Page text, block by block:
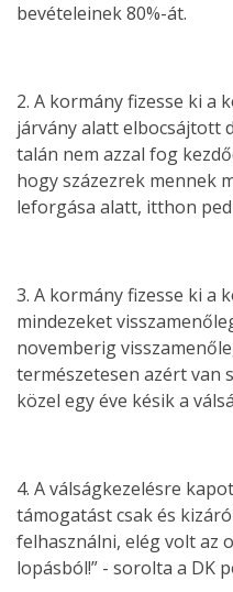
bevételeinek 80%-át.
2. A kormány fizesse ki a
járvány alatt elbocsájtott
talán nem azzal fog
hogy százezrek mennek
leforgása alatt, itthon
3. A kormány fizesse ki a
mindezeket
novemberig
természetesen azért van
közel egy éve késik a
4. A válságkezelésre
támogatást csak és
felhasználni, elég volt az
lopásból!” - sorolta a DK